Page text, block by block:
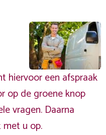
hiervoor een afspraak
op de groene knop
vragen. Daarna
u op.